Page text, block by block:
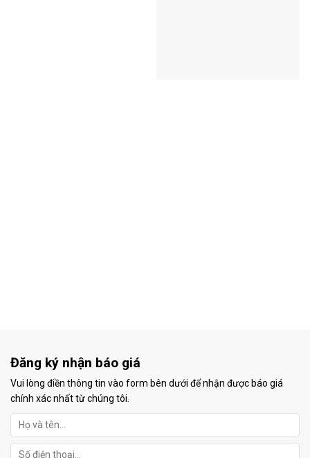
Đăng ký nhận báo giá
Vui lòng điền thông tin vào form bên dưới để nhận được báo giá
chính xác nhất từ chúng tôi.